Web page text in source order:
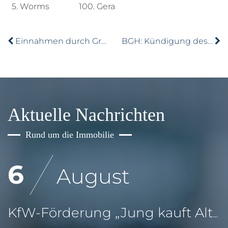
5. Worms
100. Gera
Einnahmen durch Grunderwerbsteuer knacken Rekordmarke BGH: Kündigung des Mietverhältnisses wegen freilaufender Hunde
Aktuelle Nachrichten
Rund um die Immobilie
6 August
KfW-Förderung „Jung kauft Alt“: Höhere Kredite ab August 2026